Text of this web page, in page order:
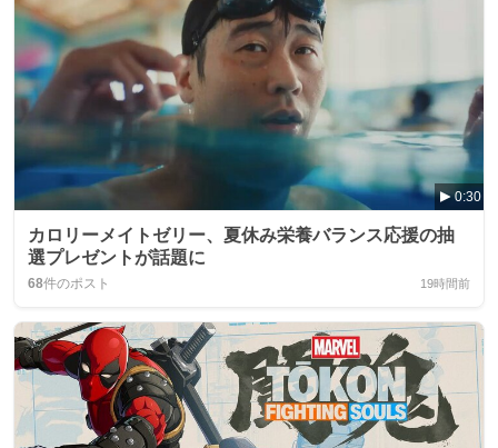
0:30
カロリーメイトゼリー、夏休み栄養バランス応援の抽
選プレゼントが話題に
68件のポスト 19時間前